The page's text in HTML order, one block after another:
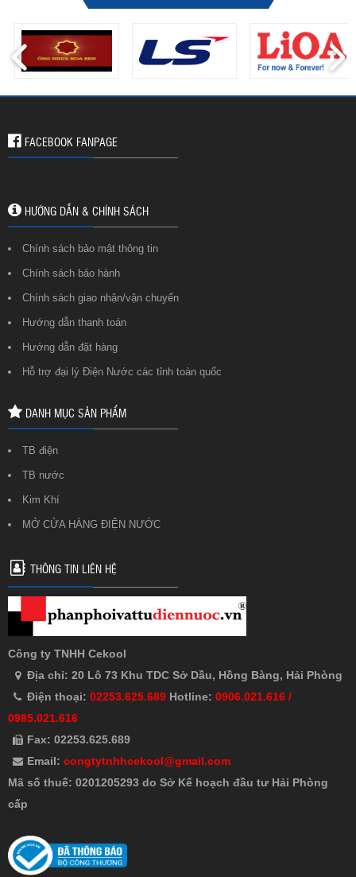
FACEBOOK FANPAGE
HƯỚNG DẪN & CHÍNH SÁCH
Chính sách bảo mật thông tin
Chính sách bảo hành
Chính sách giao nhận/vận chuyển
Hướng dẫn thanh toán
Hướng dẫn đặt hàng
Hỗ trợ đại lý Điện Nước các tỉnh toàn quốc
DANH MỤC SẢN PHẨM
TB điện
TB nước
Kim Khí
MỞ CỬA HÀNG ĐIỆN NƯỚC
THÔNG TIN LIÊN HỆ
Công ty TNHH Cekool
Địa chỉ: 20 Lô 73 Khu TDC Sở Dầu, Hồng Bàng, Hải Phòng
Điện thoại: 02253.625.689 Hotline: 0906.021.616 /
0985.021.616
Fax: 02253.625.689
Email: congtytnhhcekool@gmail.com
Mã số thuế: 0201205293 do Sở Kế hoạch đầu tư Hải Phòng
cấp